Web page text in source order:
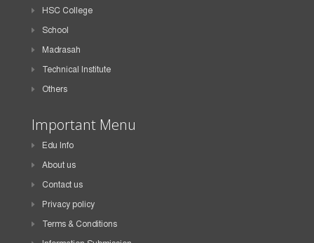
HSC College
School
Madrasah
Technical Institute
Others
Important Menu
Edu Info
About us
Contact us
Privacy policy
Terms & Conditions